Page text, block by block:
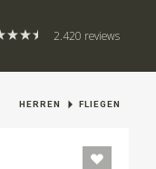
2.420 reviews
HERREN FLIEGEN